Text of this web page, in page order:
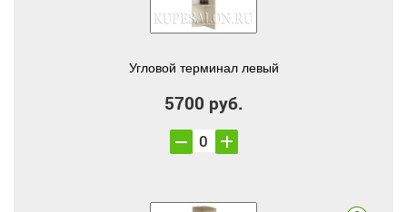
Угловой терминал левый
5700 руб.